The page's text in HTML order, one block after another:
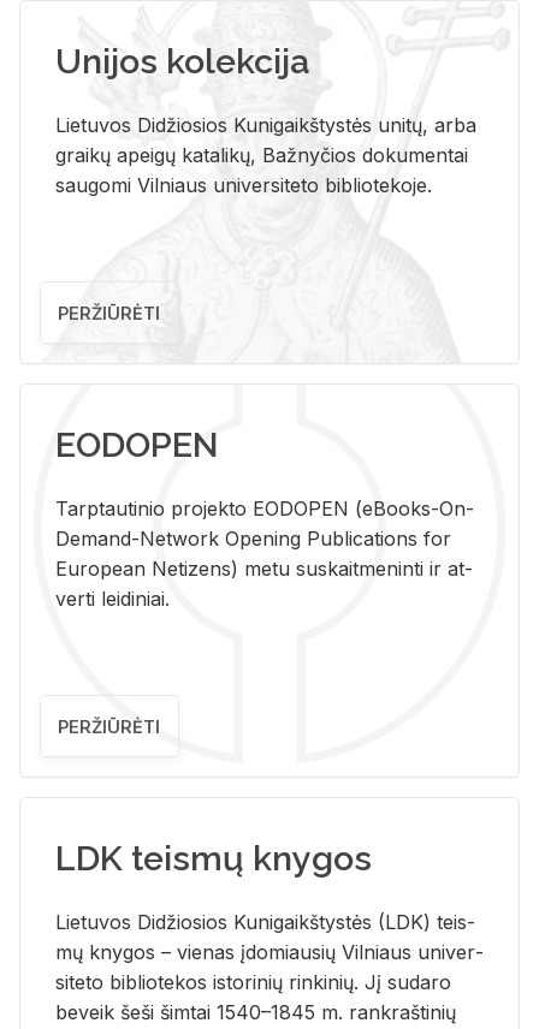
Unijos kolekcija
Lietuvos Didžiosios Kunigaikštystės unitų, arba
graikų apeigų katalikų, Bažnyčios dokumentai
saugomi Vilniaus universiteto bibliotekoje.
PERŽIŪRĖTI
EODOPEN
Tarp­tau­ti­nio pro­jek­to EO­DO­PEN (eBo­oks-On-
De­mand-Ne­twork Ope­ning Pub­li­ca­tions for
Eu­ro­pe­an Ne­ti­zens) metu su­skait­me­nin­ti ir at­
ver­ti lei­di­niai.
PERŽIŪRĖTI
LDK teismų knygos
Lie­tu­vos Di­džio­sios Ku­ni­gaikš­tys­tės (LDK) teis­
mų kny­gos – vie­nas įdo­miau­sių Vil­niaus uni­ver­
si­te­to bi­b­lio­te­kos is­to­ri­nių rin­ki­nių. Jį su­da­ro
be­veik šeši šim­tai 1540–1845 m. rank­raš­ti­nių